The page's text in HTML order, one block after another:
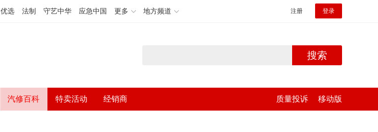
优选 法制 守艺中华 应急中国 更多 地方频道 注册 登录
搜索
汽修百科 特卖活动 经销商 质量投诉 移动版